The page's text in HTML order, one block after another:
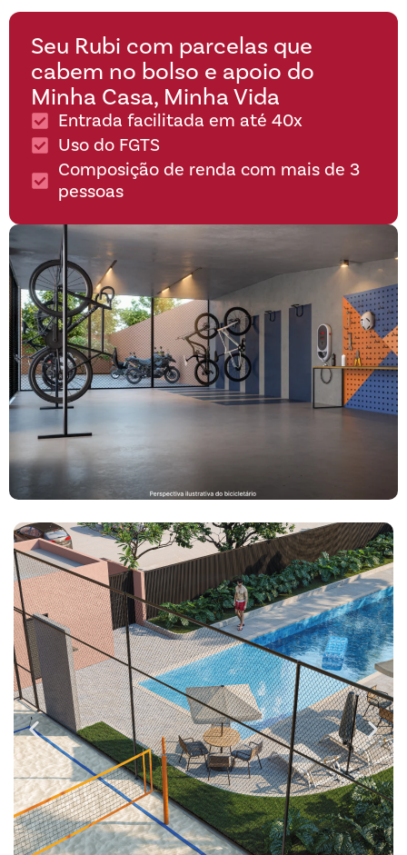
Seu Rubi com parcelas que
cabem no bolso e apoio do
Minha Casa, Minha Vida
Entrada facilitada em até 40x
Uso do FGTS
Composição de renda com mais de 3
pessoas